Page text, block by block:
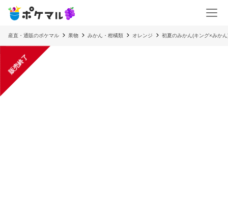
産直・通販のポケマル 果物 みかん・柑橘類 オレンジ 初夏のみかん(キング×みか
販売終了